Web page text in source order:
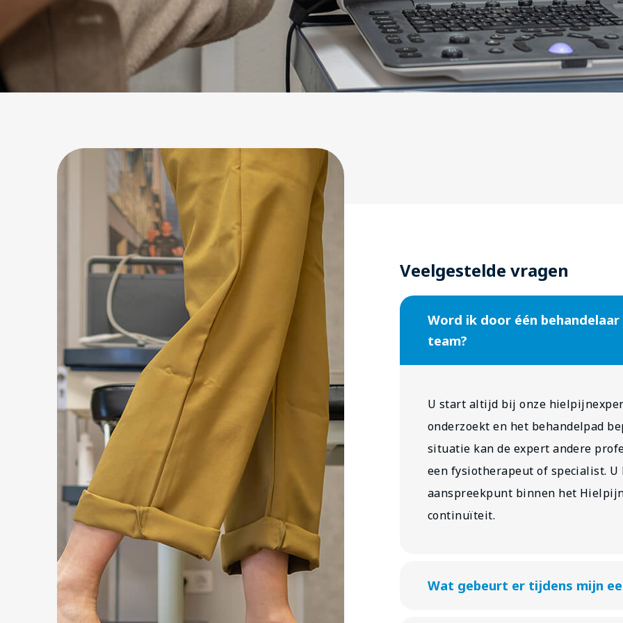
Veelgestelde vragen
Word ik door één
team?
U start altijd bij onze
onderzoekt en het behandelpad
situatie kan de expert andere
een fysiotherapeut of specialist. U
aanspreekpunt binnen het
continuïteit.
Wat gebeurt er tijdens mijn